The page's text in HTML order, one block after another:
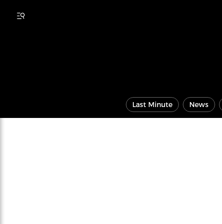
Last Minute News